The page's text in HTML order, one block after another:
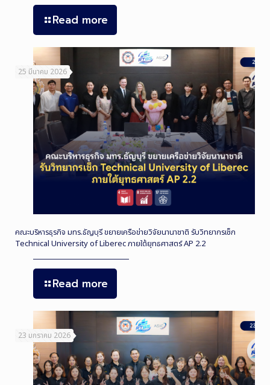
Read more
25 มีนาคม 2026
คณะบริหารธุรกิจ มทร.ธัญบุรี ขยายเครือข่ายวิจัยนานาชาติ รับวิทยากรเช็ก
Technical University of Liberec ภายใต้ยุทธศาสตร์ AP 2.2
Read more
23 มกราคม 2026